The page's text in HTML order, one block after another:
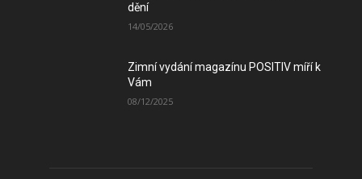
dění
14/05/2026
Zimní vydání magazínu POSITIV míří k
Vám
08/12/2025